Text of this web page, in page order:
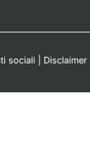
sociali Disclaimer